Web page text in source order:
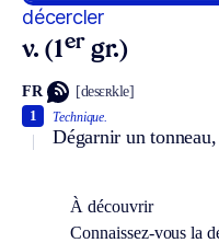
décercler
v. (1er gr.)
FR [desɛʀkle]
Technique.
Dégarnir un
1
À découvrir
Connaissez-vous la